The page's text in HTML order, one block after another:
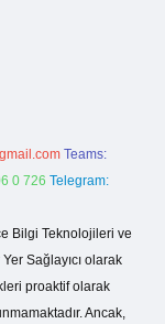
Teams:
0 726 Telegram:
Bilgi Teknolojileri ve
Sağlayıcı olarak
proaktif olarak
Ancak,